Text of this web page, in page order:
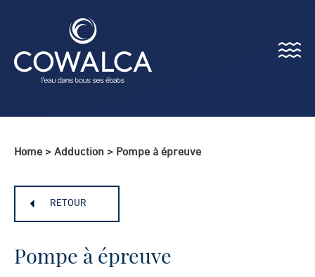
Menu
Home > Adduction > Pompe à épreuve
RETOUR
Pompe à épreuve